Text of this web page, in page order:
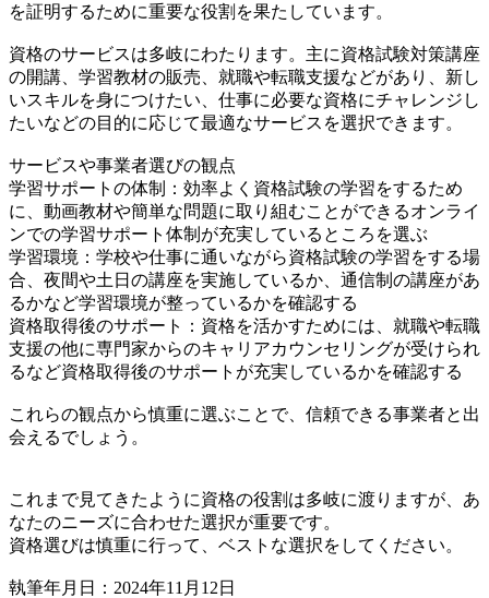
を証明するために重要な役割を果たしています。
資格のサービスは多岐にわたります。主に資格試験対策講座
の開講、学習教材の販売、就職や転職支援などがあり、新し
いスキルを身につけたい、仕事に必要な資格にチャレンジし
たいなどの目的に応じて最適なサービスを選択できます。
サービスや事業者選びの観点
学習サポートの体制：効率よく資格試験の学習をするため
に、動画教材や簡単な問題に取り組むことができるオンライ
ンでの学習サポート体制が充実しているところを選ぶ
学習環境：学校や仕事に通いながら資格試験の学習をする場
合、夜間や土日の講座を実施しているか、通信制の講座があ
るかなど学習環境が整っているかを確認する
資格​​取得後のサポート：資格を活かすためには、就職や転職
支援の他に専門家からのキャリアカウンセリングが受けられ
るなど資格取得後のサポートが充実しているかを確認する
これらの観点から慎重に選ぶことで、信頼できる事業者と出
会えるでしょう。
これまで見てきたように資格の役割は多岐に渡りますが、あ
なたのニーズに合わせた選択が重要です。
資格選びは慎重に行って、ベストな選択をしてください。
執筆年月日：2024年11月12日